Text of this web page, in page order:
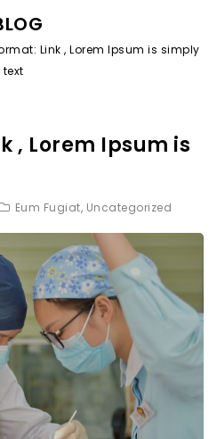
Link , Lorem Ipsum is simply
text
, Lorem Ipsum is
Eum Fugiat, Uncategorized